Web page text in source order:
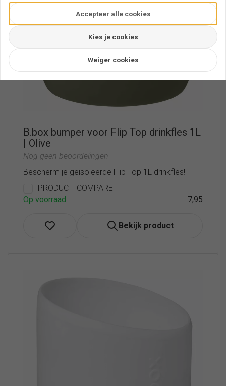
B.box bumper voor Flip Top drinkfles 1L
| Olive
Nog geen beoordelingen
Bescherm je geïsoleerde Flip Top 1L drinkfles!
PRODUCT_COMPARE
Op voorraad
7,95
Bekijk product
Accepteer alle cookies
Kies je cookies
Weiger cookies